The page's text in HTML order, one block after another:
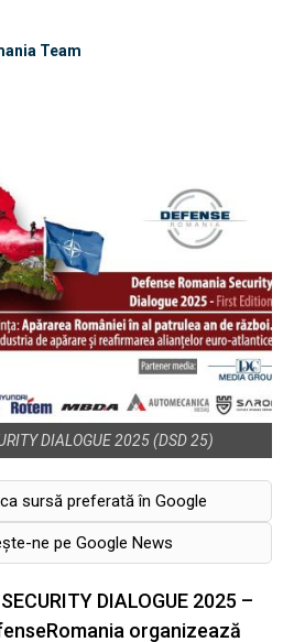
Team
DIALOGUE 2025 (DSD 25)
sursă preferată în Google
ne pe Google News
DIALOGUE 2025 –
organizează